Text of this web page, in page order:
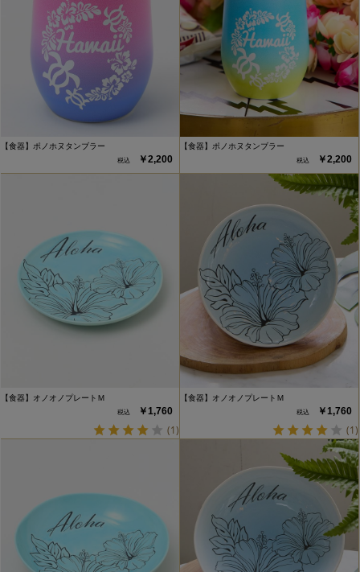
【食器】ポノホヌタンブラー
￥2,200
【食器】ポノホヌタンブラー
￥2,200
【食器】オノオノプレートＭ
￥1,760
(1)
【食器】オノオノプレートＭ
￥1,760
(1)